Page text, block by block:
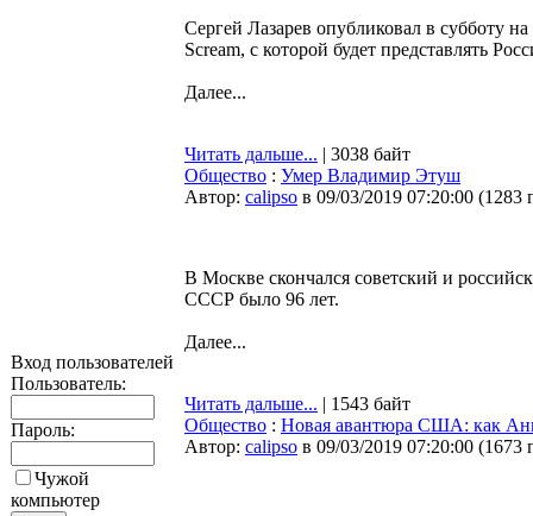
Вход пользователей
Пользователь:
Пароль:
Чужой
компьютер
Сергей Лазарев опубликовал в субботу
Scream, с которой будет представлять
Далее...
Читать дальше... | 3038 байт
Общество : Умер Владимир Этуш
Автор: calipso в 09/03/2019 07:20:00 (1283
В Москве скончался советский и
СССР было 96 лет.
Далее...
Читать дальше... | 1543 байт
Общество : Новая авантюра США: как
Автор: calipso в 09/03/2019 07:20:00 (1673